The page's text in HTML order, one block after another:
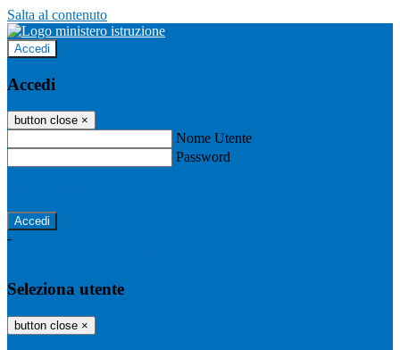
Salta al contenuto
Accedi
Accedi
button close ×
Nome Utente
Password
-
Seleziona utente
button close ×